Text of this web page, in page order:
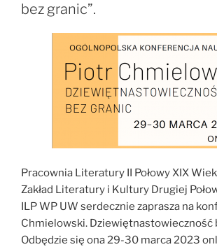
bez granic”.
Pracownia Literatury II Połowy XIX
Zakład Literatury i Kultury Drugiej
ILP WP UW serdecznie zaprasza na
Chmielowski. Dziewiętnastowieczność
Odbędzie się ona 29-30 marca 2023